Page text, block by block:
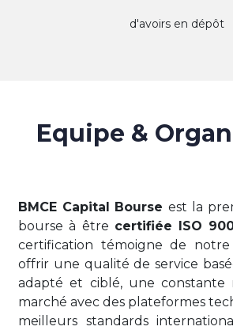
d'avoirs en dépôt
Equipe &
BMCE Capital Bourseest la
bourse à être certifiée ISO
certification témoigne de
offrir une qualité de service
adapté et ciblé, une constante
marché avec des plateformes
meilleurs standards